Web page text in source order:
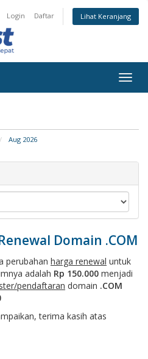
Login Daftar Lihat Keranjang
Aug 2026
Domain .COM
perubahan harga renewal untuk
adalah Rp 150.000 menjadi
pendaftaran domain .COM
terima kasih atas